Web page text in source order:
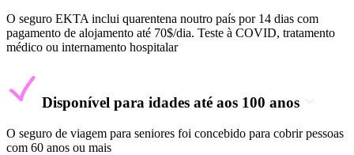
O seguro EKTA inclui quarentena noutro país por 14 dias com
pagamento de alojamento até 70$/dia. Teste à COVID, tratamento
médico ou internamento hospitalar
Disponível para idades até aos 100 anos
O seguro de viagem para seniores foi concebido para cobrir pessoas
com 60 anos ou mais